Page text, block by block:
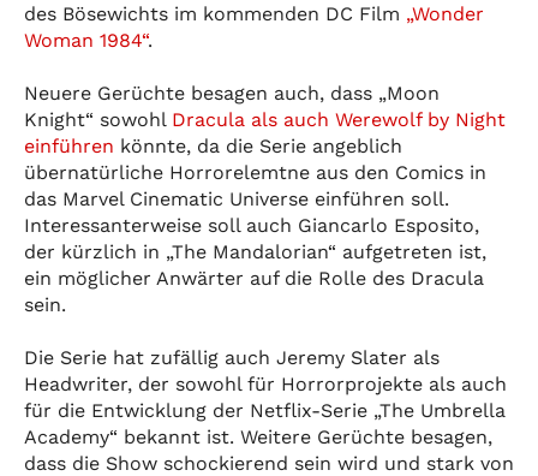
des Bösewichts im kommenden DC Film „Wonder
Woman 1984“.
Neuere Gerüchte besagen auch, dass „Moon
Knight“ sowohl Dracula als auch Werewolf by Night
einführen könnte, da die Serie angeblich
übernatürliche Horrorelemtne aus den Comics in
das Marvel Cinematic Universe einführen soll.
Interessanterweise soll auch Giancarlo Esposito,
der kürzlich in „The Mandalorian“ aufgetreten ist,
ein möglicher Anwärter auf die Rolle des Dracula
sein.
Die Serie hat zufällig auch Jeremy Slater als
Headwriter, der sowohl für Horrorprojekte als auch
für die Entwicklung der Netflix-Serie „The Umbrella
Academy“ bekannt ist. Weitere Gerüchte besagen,
dass die Show schockierend sein wird und stark von